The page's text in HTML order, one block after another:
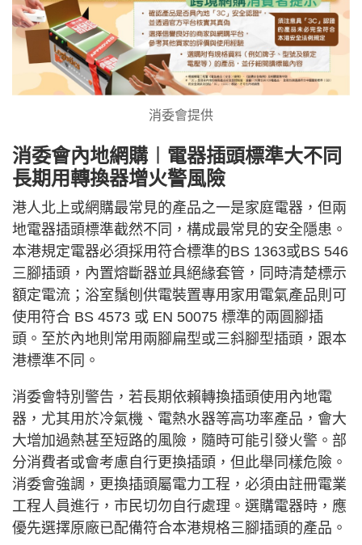
消委會提供
消委會內地網購︱電器插頭標準大不同
長期用轉換器增火警風險
港人北上或網購最常見的產品之一是家庭電器，但兩
地電器插頭標準截然不同，構成最常見的安全隱患。
本港規定電器必須採用符合標準的BS 1363或BS 546
三腳插頭，內置熔斷器並具絕緣套管，同時清楚標示
額定電流；浴室鬚刨供電裝置專用家用電氣產品則可
使用符合 BS 4573 或 EN 50075 標準的兩圓腳插
頭。至於內地則常用兩腳扁型或三斜腳型插頭，跟本
港標準不同。
消委會特別警告，若長期依賴轉換插頭使用內地電
器，尤其用於冷氣機、電熱水器等高功率產品，會大
大增加過熱甚至短路的風險，隨時可能引發火警。部
分消費者或會考慮自行更換插頭，但此舉同樣危險。
消委會強調，更換插頭屬電力工程，必須由註冊電業
工程人員進行，市民切勿自行處理。選購電器時，應
優先選擇原廠已配備符合本港規格三腳插頭的產品。